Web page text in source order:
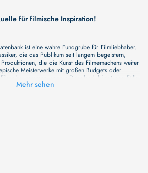
für filmische Inspiration!
ist eine wahre Fundgrube für Filmliebhaber.
die das Publikum seit langem begeistern,
die die Kunst des Filmemachens weiter
Meisterwerke mit großen Budgets oder
bevorzugen, unsere Datenbank bietet eine Fülle
Ihren Geist berühren werden. Beim Durchstöbern
Mehr sehen